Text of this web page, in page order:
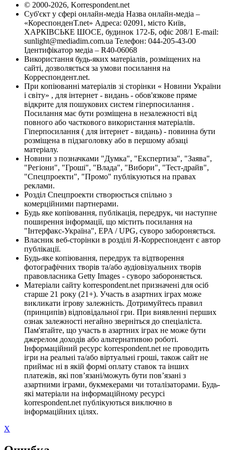
© 2000-2026, Korrespondent.net
Суб'єкт у сфері онлайн-медіа Назва онлайн-медіа –
«КореспонденТ.net» Адреса: 02091, місто Київ,
ХАРКІВСЬКЕ ШОСЕ, будинок 172-Б, офіс 208/1 E-mail:
sunlight@mediadim.com.ua Телефон: 044-205-43-00
Ідентифікатор медіа – R40-06068
Використання будь-яких матеріалів, розміщених на
сайті, дозволяється за умови посилання на
Корреспондент.net.
При копіюванні матеріалів зі сторінки « Новини України
і світу» , для інтернет - видань - обов'язкове пряме
відкрите для пошукових систем гіперпосилання .
Посилання має бути розміщена в незалежності від
повного або часткового використання матеріалів.
Гіперпосилання ( для інтернет - видань) - повинна бути
розміщена в підзаголовку або в першому абзаці
матеріалу.
Новини з позначками "Думка", "Експертиза", "Заява",
"Регіони", "Гроші", "Влада", "Вибори", "Тест-драйв",
"Спецпроекти", "Промо" публікуються на правах
реклами.
Розділ Спецпроекти створюється спільно з
комерційними партнерами.
Будь яке копіювання, публікація, передрук, чи наступне
поширення інформації, що містить посилання на
"Інтерфакс-Україна", EPA / UPG, суворо забороняється.
Власник веб-сторінки в розділі Я-Корреспондент є автор
публікації.
Будь-яке копіювання, передрук та відтворення
фотографічних творів та/або аудіовізуальних творів
правовласника Getty Images - суворо забороняється.
Матеріали сайту korrespondent.net призначені для осіб
старше 21 року (21+). Участь в азартних іграх може
викликати ігрову залежність. Дотримуйтесь правил
(принципів) відповідальної гри. При виявленні перших
ознак залежності негайно зверніться до спеціаліста.
Пам'ятайте, що участь в азартних іграх не може бути
джерелом доходів або альтернативою роботі.
Інформаційний ресурс korrespondent.net не проводить
ігри на реальні та/або віртуальні гроші, також сайт не
приймає ні в якій формі оплату ставок та інших
платежів, які пов’язані/можуть бути пов’язані з
азартними іграми, букмекерами чи тоталізаторами. Будь-
які матеріали на інформаційному ресурсі
korrespondent.net публікуються виключно в
інформаційних цілях.
X